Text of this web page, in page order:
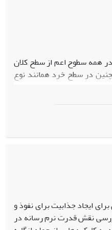
همه سطوح اعم از سطح کلان
در سطح خرد همانند نوع
را در همه ابعاد با توجه
نوین همانند اینترنت از
داخلی می توان به افزایش
اشاره کرد. در سطح بین
و... با توجه به کارکرد و
ایجاد جذابیت برای نفوذ و
نقش قدرت نرم رسانه در